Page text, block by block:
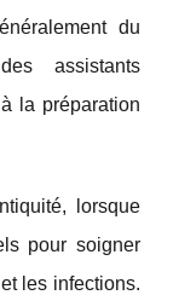
du
assistants
la préparation
lorsque
pour soigner
les infections.